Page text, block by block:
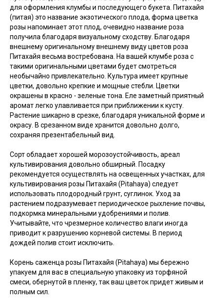
для оформления клумбы и последующего букета. Питахайя
(питая) это название экзотического плода, форма цветка
розы напоминает этот плод, очевидно название роза
получила благодаря визуальному сходству. Благодаря
внешнему оригинальному внешнему виду цветов роза
Питахайя весьма востребована. На вашей клумбе роза с
такими оригинальными цветами будет смотреться
необычайно привлекательно. Культура имеет крупные
цветки, довольно крепкие и мощные стебли. Цветки
окрашены в красно - зеленые тона. Еле заметный приятный
аромат легко улавливается при приближении к кусту.
Растение шикарно в срезке, благодаря уникальной форме и
окрасу. В срезанном виде хранится довольно долго,
сохраняя презентабельный вид.
Сорт обладает хорошей морозоустойчивость, ареал
культивирования довольно обширный. Посадку
рекомендуется осуществлять на освещенных участках, для
культивирования розы Питахайя (Pitahaya) следует
использовать плодородный грунт, суглинок. Уход за
растением подразумевает периодическое рыхление почвы,
подкормка минеральными удобрениями и полив.
Учитывайте, что чрезмерное количество влаги иногда
приводит к разрушению корневой системы. В период
дождей полив стоит исключить.
Корень саженца розы Питахайя (Pitahaya) мы бережно
упакуем для вас в специальную упаковку из торфяной
смеси, обернутой в пленку, так ваш цветок придет живым и
полным сил.